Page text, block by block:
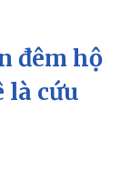
tiết
đêm hộ
là cứu